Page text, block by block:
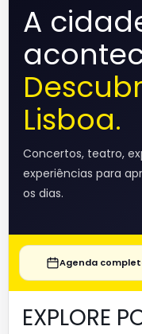
A
Lisboa.
Concertos, teatro,
experiências para
os dias.
Agenda
EXPLORE